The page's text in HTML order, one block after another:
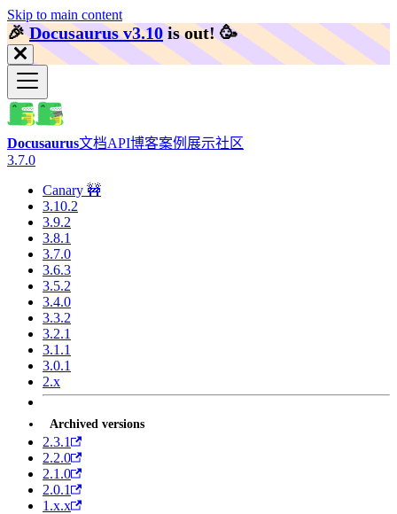
Skip to main content
🎉️Docusaurus v3.10 is out! 🥳️
Docusaurus文档API博客案例展示社区
3.7.0
Canary 🚧
3.10.2
3.9.2
3.8.1
3.7.0
3.6.3
3.5.2
3.4.0
3.3.2
3.2.1
3.1.1
3.0.1
2.x
Archived versions
2.3.1
2.2.0
2.1.0
2.0.1
1.x.x